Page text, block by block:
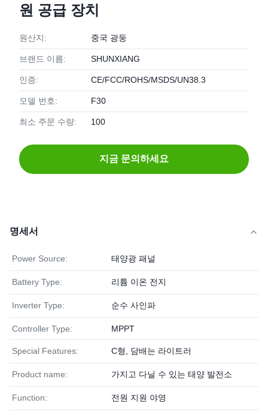
원 공급 장치
원산지: 중국 광둥
브랜드 이름: SHUNXIANG
인증: CE/FCC/ROHS/MSDS/UN38.3
모델 번호: F30
최소 주문 수량: 100
지금 문의하세요
명세서
Power Source: 태양광 패널
Battery Type: 리튬 이온 전지
Inverter Type: 순수 사인파
Controller Type: MPPT
Special Features: C형, 담배는 라이트러
Product name: 가지고 다닐 수 있는 태양 발전소
Function: 전원 지원 야영